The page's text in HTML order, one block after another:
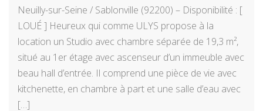
Neuilly-sur-Seine / Sablonville (92200) – Disponibilité : [
LOUÉ ] Heureux qui comme ULYS propose à la
location un Studio avec chambre séparée de 19,3 m²,
situé au 1er étage avec ascenseur d’un immeuble avec
beau hall d’entrée. Il comprend une pièce de vie avec
kitchenette, en chambre à part et une salle d’eau avec
[…]